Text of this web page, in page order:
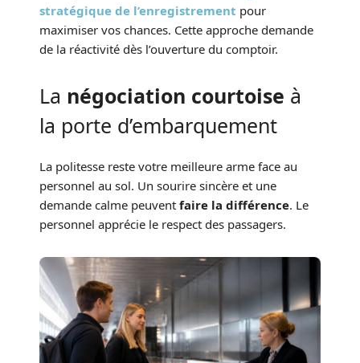
stratégique de l’enregistrement pour
maximiser vos chances. Cette approche demande
de la réactivité dès l’ouverture du comptoir.
La négociation courtoise à
la porte d’embarquement
La politesse reste votre meilleure arme face au
personnel au sol. Un sourire sincère et une
demande calme peuvent faire la différence. Le
personnel apprécie le respect des passagers.